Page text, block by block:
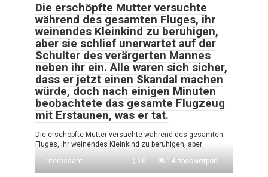
Die erschöpfte Mutter versuchte
während des gesamten Fluges, ihr
weinendes Kleinkind zu beruhigen,
aber sie schlief unerwartet auf der
Schulter des verärgerten Mannes
neben ihr ein. Alle waren sich sicher,
dass er jetzt einen Skandal machen
würde, doch nach einigen Minuten
beobachtete das gesamte Flugzeug
mit Erstaunen, was er tat.
Die erschöpfte Mutter versuchte während des gesamten
Fluges, ihr weinendes Kleinkind zu beruhigen, aber
Interessant
0 14 просмотров